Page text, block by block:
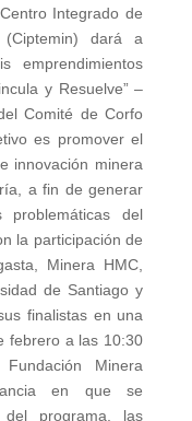
Integrado de
(Ciptemin) dará a
emprendimientos
y Resuelve” –
Comité de Corfo
es promover el
innovación minera
a fin de generar
problemáticas del
la participación de
Minera HMC,
de Santiago y
finalistas en una
febrero a las 10:30
Minera
en que se
del programa, las